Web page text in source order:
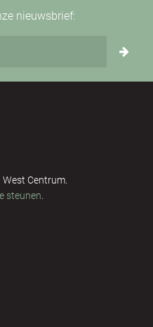
nieuwsbrief:
Centrum.
steunen